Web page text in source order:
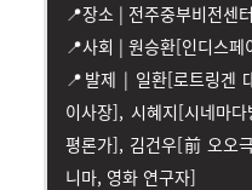
📍장소 | 전주중부비전센
📍사회 | 원승환[인디스페
📍발제 | 일환[로트링겐
이사장], 시혜지[시네마
평론가], 김건우[前 오오
니마, 영화 연구자]